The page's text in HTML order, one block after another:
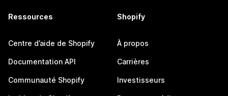
Ressources
Centre d’aide de Shopify
Documentation API
Communauté Shopify
Shopify
À propos
Carrières
Investisseurs